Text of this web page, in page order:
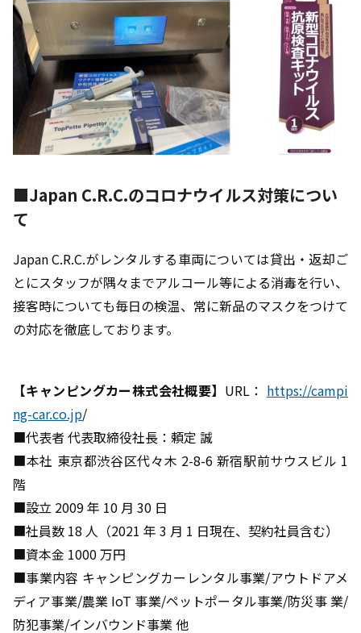
■Japan C.R.C.のコロナウイルス対策につい
て
Japan C.R.C.がレンタルする車両については貸出・返却ご
とにスタッフが隅々までアルコール等による消毒を行い、
接客時についても毎日の検温、常に新品のマスクをつけて
の対応を徹底しております。
【キャンピングカー株式会社概要】 URL： https://campi
ng-car.co.jp/
■代表者 代表取締役社長：頼定 誠
■本社 東京都渋谷区代々木 2-8-6 新宿駅前サウスビル 1
階
■設立 2009 年 10 月 30 日
■社員数 18 人（2021 年 3 月 1 日現在、契約社員含む）
■資本金 1000 万円
■事業内容 キャンピングカーレンタル事業/アウトドアメ
ディア事業/農業 IoT 事業/ペットポータル事業/防災事 業/
防犯事業/インバウンド事業 他